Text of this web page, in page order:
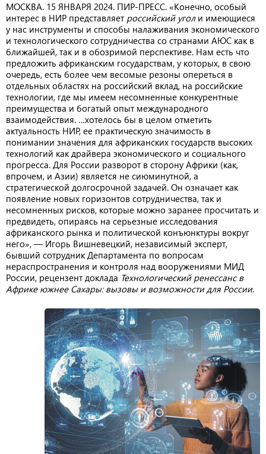
МОСКВА. 15 ЯНВАРЯ 2024. ПИР-ПРЕСС. «Конечно, особый
интерес в НИР представляет российский уголи имеющиеся
у нас инструменты и способы налаживания экономического
и технологического сотрудничества со странами АЮС как в
ближайшей, так и в обозримой перспективе. Нам есть что
предложить африканским государствам, у которых, в свою
очередь, есть более чем весомые резоны опереться в
отдельных областях на российский вклад, на российские
технологии, где мы имеем несомненные конкурентные
преимущества и богатый опыт международного
взаимодействия. …хотелось бы в целом отметить
актуальность НИР, ее практическую значимость в
понимании значения для африканских государств высоких
технологий как драйвера экономического и социального
прогресса. Для России разворот в сторону Африки (как,
впрочем, и Азии) является не сиюминутной, а
стратегической долгосрочной задачей. Он означает как
появление новых горизонтов сотрудничества, так и
несомненных рисков, которые можно заранее просчитать и
предвидеть, опираясь на серьезные исследования
африканского рынка и политической конъюнктуры вокруг
него», — Игорь Вишневецкий, независимый эксперт,
бывший сотрудник Департамента по вопросам
нераспространения и контроля над вооружениями МИД
России, рецензент доклада Технологический ренессанс в
Африке южнее Сахары: вызовы и возможности для России.